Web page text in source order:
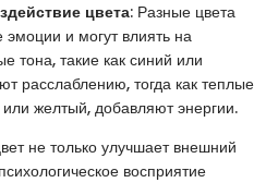
цвета: Разные цвета
и могут влиять на
тона, такие как синий или
расслаблению, тогда как теплые
или желтый, добавляют энергии.
не только улучшает внешний
восприятие